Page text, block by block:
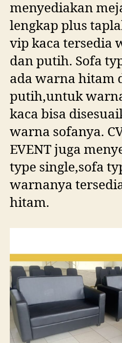
menyediakan
lengkap plus
vip kaca tersedia
dan putih. Sofa
ada warna hitam
putih,untuk
kaca bisa
warna sofanya. CV
EVENT juga
type single,sofa
warnanya
hitam.